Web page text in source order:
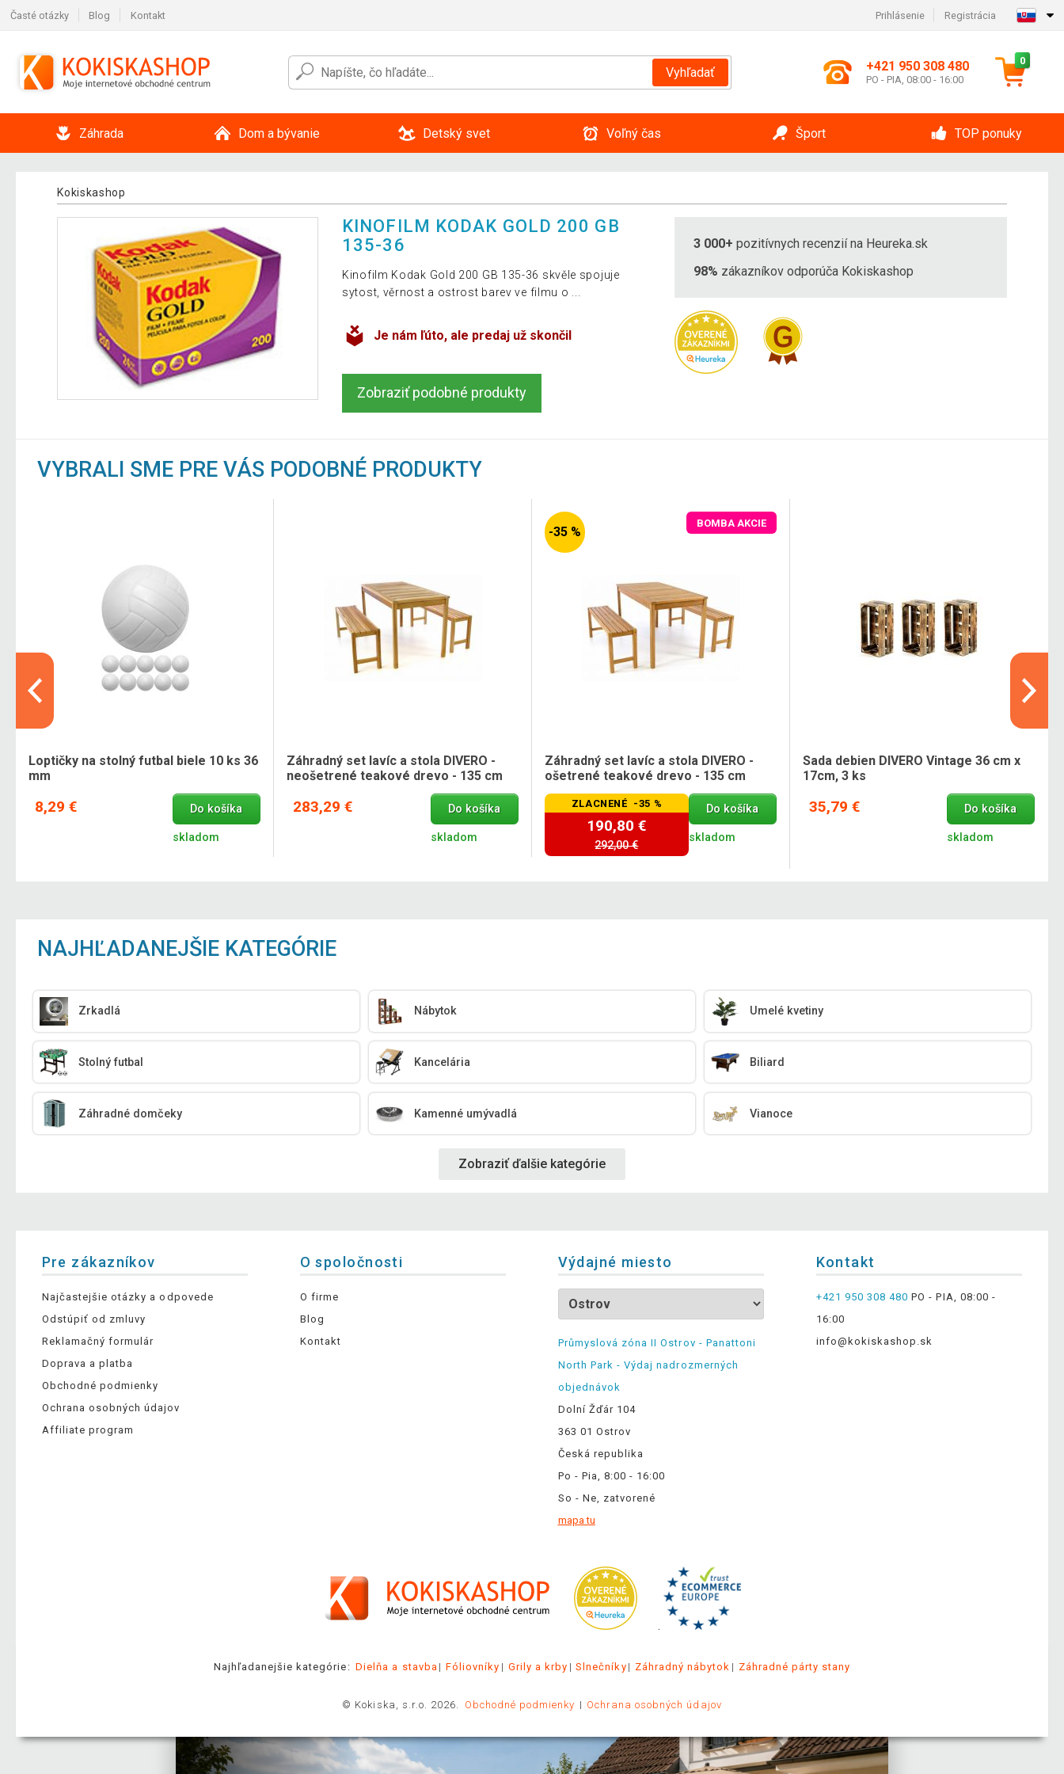
Časté otázky Blog Kontakt Prihlásenie Registrácia
Vyhľadať +421 950 308 480
PO - PIA, 08:00 - 16:00
0
Záhrada Dom a bývanie Detský svet Voľný čas Šport TOP ponuky
Kokiskashop
KINOFILM KODAK GOLD 200 GB
135-36
Kinofilm Kodak Gold 200 GB 135-36 skvěle spojuje
sytost, věrnost a ostrost barev ve filmu o ...
Je nám ľúto, ale predaj už skončil
Zobraziť podobné produkty
3 000+ pozitívnych recenzií na Heureka.sk
98% zákazníkov odporúča Kokiskashop
VYBRALI SME PRE VÁS PODOBNÉ PRODUKTY
Loptičky na stolný futbal biele 10 ks 36
mm
8,29 € Do košíka
skladom
Záhradný set lavíc a stola DIVERO -
neošetrené teakové drevo - 135 cm
283,29 € Do košíka
skladom
-35 %
BOMBA AKCIE
Záhradný set lavíc a stola DIVERO -
ošetrené teakové drevo - 135 cm
ZLACNENÉ -35 %
190,80 €
292,00 €
Do košíka
skladom
Sada debien DIVERO Vintage 36 cm x
17cm, 3 ks
35,79 € Do košíka
skladom
NAJHĽADANEJŠIE KATEGÓRIE
Zrkadlá Nábytok Umelé kvetiny
Stolný futbal Kancelária Biliard
Záhradné domčeky Kamenné umývadlá Vianoce
Zobraziť ďalšie kategórie
Pre zákazníkov
Najčastejšie otázky a odpovede
Odstúpiť od zmluvy
Reklamačný formulár
Doprava a platba
Obchodné podmienky
Ochrana osobných údajov
Affiliate program
O spoločnosti
O firme
Blog
Kontakt
Výdajné miesto
Průmyslová zóna II Ostrov - Panattoni
North Park - Výdaj nadrozmerných
objednávok
Dolní Žďár 104
363 01 Ostrov
Česká republika
Po - Pia, 8:00 - 16:00
So - Ne, zatvorené
mapa tu
Kontakt
+421 950 308 480 PO - PIA, 08:00 -
16:00
info@kokiskashop.sk
.
Najhľadanejšie kategórie: Dielňa a stavba Fóliovníky Grily a krby Slnečníky Záhradný nábytok Záhradné párty stany
© Kokiska, s.r.o. 2026. Obchodné podmienky Ochrana osobných údajov